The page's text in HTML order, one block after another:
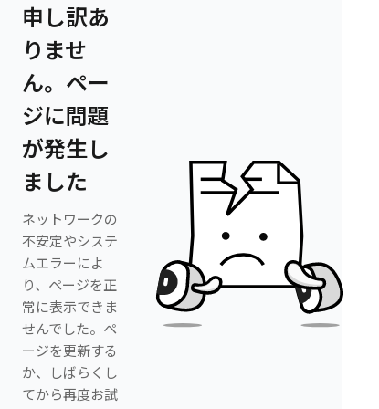
申し訳あ
りませ
ん。ペー
ジに問題
が発生し
ました
ネットワークの
不安定やシステ
ムエラーによ
り、ページを正
常に表示できま
せんでした。ペ
ージを更新する
か、しばらくし
てから再度お試